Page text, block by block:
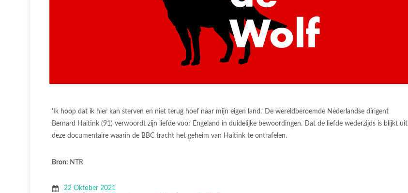
'Ik hoop dat ik hier kan sterven en niet terug hoef naar mijn eigen land.' De wereldberoemde Nederlandse dirigent
Bernard Haitink (91) verwoordt zijn liefde voor Engeland in duidelijke bewoordingen. Dat de liefde wederzijds is blijkt uit
deze documentaire waarin de BBC tracht het geheim van Haitink te ontrafelen.
Bron: NTR
22 Oktober 2021